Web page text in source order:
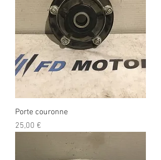
Porte couronne
Prix
25,00 €